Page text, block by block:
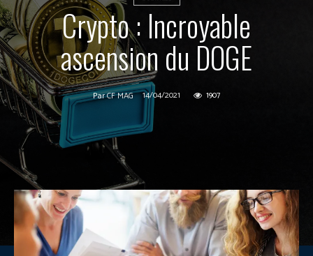
Crypto : Incroyable
ascension du DOGE
ParCF MAG 14/04/2021 1907